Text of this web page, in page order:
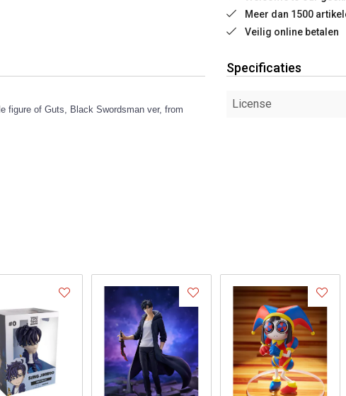
Meer dan 1500
Veilig online betalen
figure of Guts, Black Swordsman ver, from
Specificaties
License